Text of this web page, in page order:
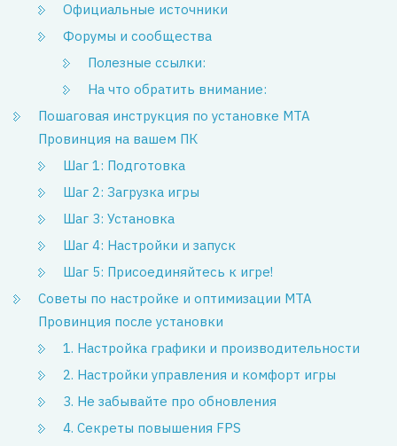
Официальные источники
Форумы и сообщества
Полезные ссылки:
На что обратить внимание:
Пошаговая инструкция по установке MTA
Провинция на вашем ПК
Шаг 1: Подготовка
Шаг 2: Загрузка игры
Шаг 3: Установка
Шаг 4: Настройки и запуск
Шаг 5: Присоединяйтесь к игре!
Советы по настройке и оптимизации MTA
Провинция после установки
1. Настройка графики и производительности
2. Настройки управления и комфорт игры
3. Не забывайте про обновления
4. Секреты повышения FPS